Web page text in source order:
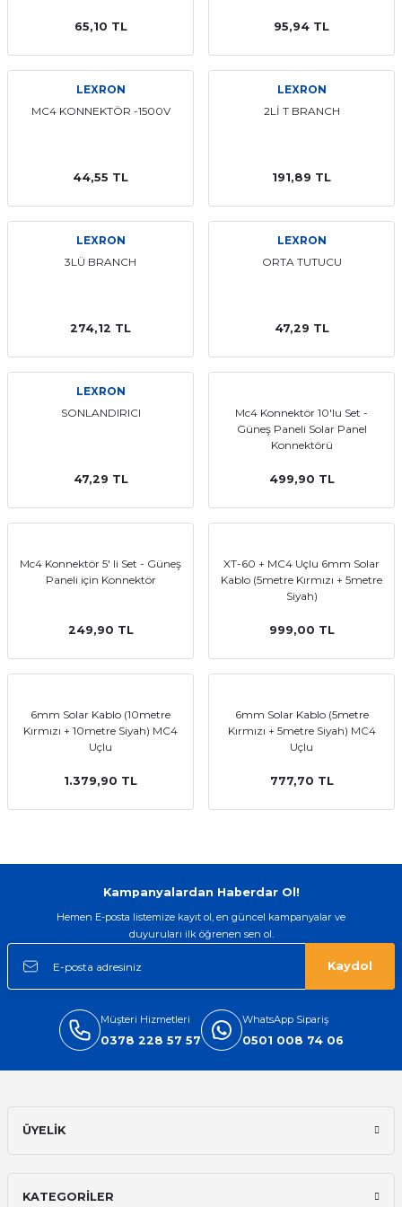
Multi Busbar Güneş Panelleri
Güneş Panelleri
Yaşam Serisi Güneş Panelleri
Hibrit İnverter
65,10 TL 95,94 TL
LEXRON
MC4 KONNEKTÖR -1500V
44,55 TL
LEXRON
2Lİ T BRANCH
191,89 TL
LEXRON
3LÜ BRANCH
274,12 TL
LEXRON
ORTA TUTUCU
47,29 TL
LEXRON
SONLANDIRICI
47,29 TL
Mc4 Konnektör 10'lu Set -
Güneş Paneli Solar Panel
Konnektörü
499,90 TL
Mc4 Konnektör 5' li Set - Güneş
Paneli için Konnektör
249,90 TL
XT-60 + MC4 Uçlu 6mm Solar
Kablo (5metre Kırmızı + 5metre
Siyah)
999,00 TL
6mm Solar Kablo (10metre
Kırmızı + 10metre Siyah) MC4
Uçlu
1.379,90 TL
6mm Solar Kablo (5metre
Kırmızı + 5metre Siyah) MC4
Uçlu
777,70 TL
Kampanyalardan Haberdar Ol!
Hemen E-posta listemize kayıt ol, en güncel kampanyalar ve
duyuruları ilk öğrenen sen ol.
Kaydol
Müşteri Hizmetleri
0378 228 57 57
WhatsApp Sipariş
0501 008 74 06
ÜYELİK
KATEGORİLER